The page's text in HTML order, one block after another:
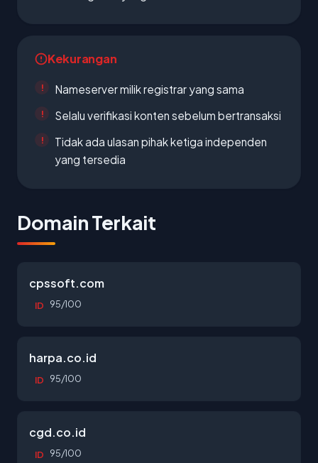
Kekurangan
Nameserver milik registrar yang sama
Selalu verifikasi konten sebelum bertransaksi
Tidak ada ulasan pihak ketiga independen
yang tersedia
Domain Terkait
cpssoft.com
ID 95/100
harpa.co.id
ID 95/100
cgd.co.id
ID 95/100